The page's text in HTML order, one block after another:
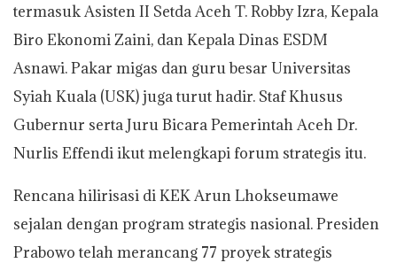
termasuk Asisten II Setda Aceh T. Robby Izra, Kepala
Biro Ekonomi Zaini, dan Kepala Dinas ESDM
Asnawi. Pakar migas dan guru besar Universitas
Syiah Kuala (USK) juga turut hadir. Staf Khusus
Gubernur serta Juru Bicara Pemerintah Aceh Dr.
Nurlis Effendi ikut melengkapi forum strategis itu.
Rencana hilirisasi di KEK Arun Lhokseumawe
sejalan dengan program strategis nasional. Presiden
Prabowo telah merancang 77 proyek strategis